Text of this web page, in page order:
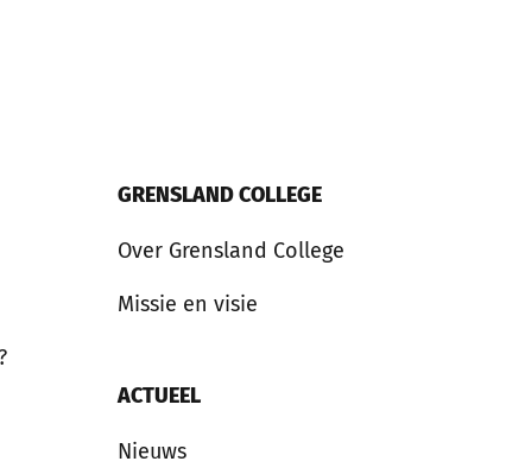
GRENSLAND COLLEGE
Over Grensland College
Missie en visie
ACTUEEL
Nieuws